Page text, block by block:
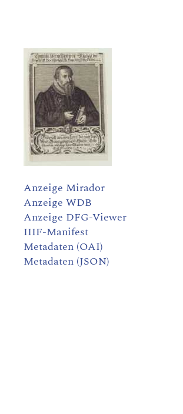
Anzeige Mirador
Anzeige WDB
Anzeige DFG-Viewer
IIIF-Manifest
Metadaten (OAI)
Metadaten (JSON)